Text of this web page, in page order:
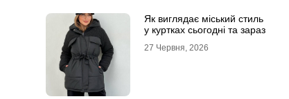
Як виглядає міський стиль
у куртках сьогодні та зараз
27 Червня, 2026